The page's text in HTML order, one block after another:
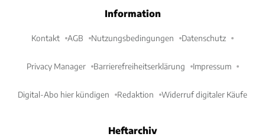
Information
Kontakt AGB Nutzungsbedingungen Datenschutz
Privacy Manager Barrierefreiheitserklärung Impressum
Digital-Abo hier kündigen Redaktion Widerruf digitaler Käufe
Heftarchiv